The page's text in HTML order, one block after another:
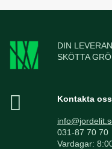
DIN
SKÖTTA
Kontakta oss
031-87 70 70
Vardagar: